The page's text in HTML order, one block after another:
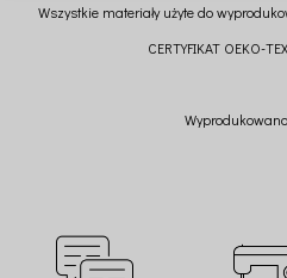
Wszystkie materiały użyte do
CERTYFIKAT OEKO-